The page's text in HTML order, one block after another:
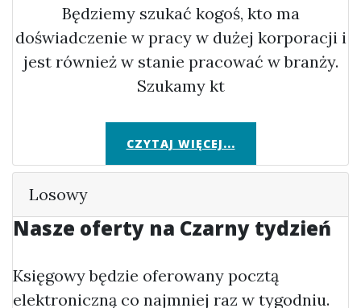
Będziemy szukać kogoś, kto ma
doświadczenie w pracy w dużej korporacji i
jest również w stanie pracować w branży.
Szukamy kt
CZYTAJ WIĘCEJ...
Losowy
Nasze oferty na Czarny tydzień
Księgowy będzie oferowany pocztą
elektroniczną co najmniej raz w tygodniu.